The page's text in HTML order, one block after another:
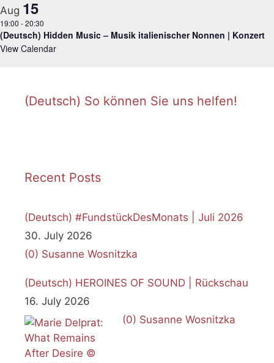
Aug 15
19:00 -20:30
(Deutsch) Hidden Music – Musik italienischer Nonnen | Konzert
View Calendar
(Deutsch) So können Sie uns helfen!
Recent Posts
(Deutsch) #FundstückDesMonats | Juli 2026
30. July 2026
(0) Susanne Wosnitzka
(Deutsch) HEROINES OF SOUND | Rückschau
16. July 2026
(0) Susanne Wosnitzka